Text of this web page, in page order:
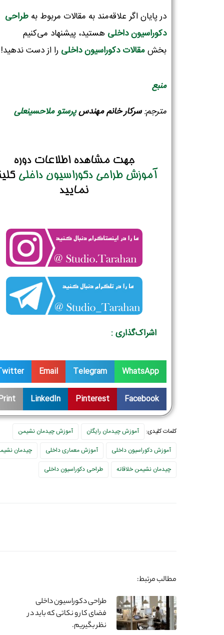
در پایان اگر علاقه‌مند به مقالات مربوط به طراحی
دکوراسیون‌ داخلی هستید، پیشنهاد می‌کنیم
بخشمقالات دکوراسیون داخلی را از دست ندهید!
منبع
مترجم:سرکارخانممهندسپرستو ملاحسینعلی
جهت مشاهده اطلاعات دوره
آموزش طراحی دکوراسیون داخلی
نمایید
اشراک‌گذاری :
WhatsApp
Telegram
Email
Facebook
Pinterest
LinkedIn
کلمات کلیدی: آموزش چیدمان رایگان
آموزش چیدمان نشیمن
آموزش دکوراسیون داخلی
آموزش معماری داخلی
چیدمان
چیدمان نشیمن خلاقانه
طراحی دکوراسیون داخلی
مطالب مرتبط:
طراحی دکوراسیون داخلی
فضای کار و نکاتی که باید در
نظر بگیریم.